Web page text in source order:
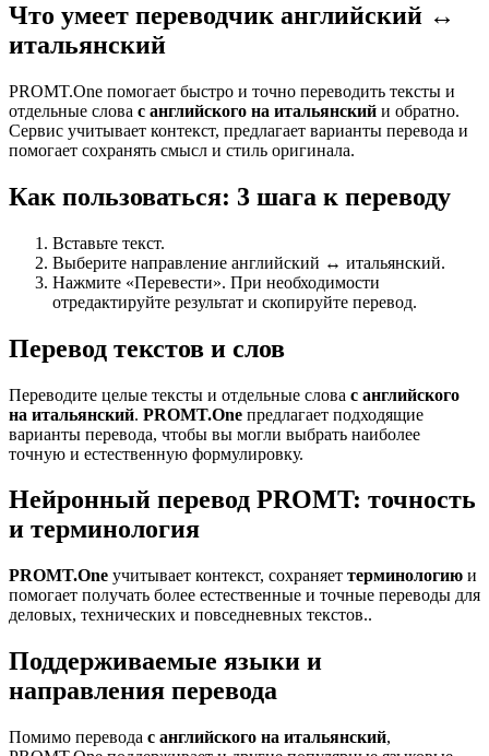
Что умеет переводчик английский ↔
итальянский
PROMT.One помогает быстро и точно переводить тексты и
отдельные слова с английского на итальянский и обратно.
Сервис учитывает контекст, предлагает варианты перевода и
помогает сохранять смысл и стиль оригинала.
Как пользоваться: 3 шага к переводу
Вставьте текст.
Выберите направление английский ↔ итальянский.
Нажмите «Перевести». При необходимости
отредактируйте результат и скопируйте перевод.
Перевод текстов и слов
Переводите целые тексты и отдельные слова с английского
на итальянский. PROMT.One предлагает подходящие
варианты перевода, чтобы вы могли выбрать наиболее
точную и естественную формулировку.
Нейронный перевод PROMT: точность
и терминология
PROMT.One учитывает контекст, сохраняет терминологию и
помогает получать более естественные и точные переводы для
деловых, технических и повседневных текстов..
Поддерживаемые языки и
направления перевода
Помимо перевода с английского на итальянский,